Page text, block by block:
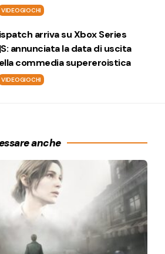
VIDEOGIOCHI
arriva su Xbox Series
annunciata la data di uscita
commedia supereroistica
VIDEOGIOCHI
anche